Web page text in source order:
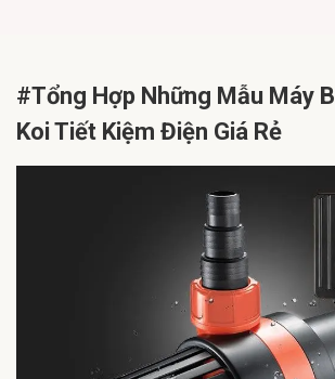
#Tổng Hợp Những Mẫu Máy
Koi Tiết Kiệm Điện Giá Rẻ